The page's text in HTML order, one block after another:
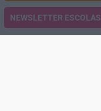
NEWSLETTER ESCOLAS